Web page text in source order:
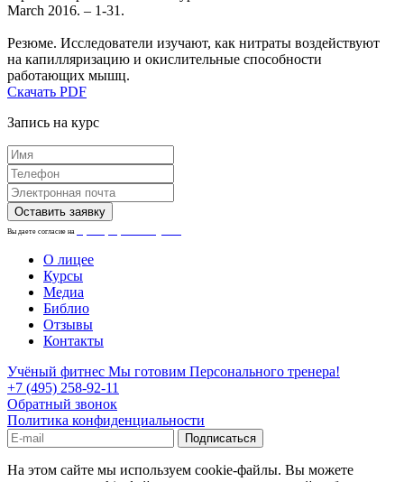
March 2016. – 1-31.
Резюме. Исследователи изучают, как нитраты воздействуют
на капилляризацию и окислительные способности
работающих мышц.
Скачать PDF
Запись на курс
Вы даете согласие на
О лицее
Курсы
Медиа
Библио
Отзывы
Контакты
Учёный фитнес Мы готовим Персонального тренера!
+7 (495) 258-92-11
Обратный звонок
Политика конфиденциальности
На этом сайте мы используем cookie-файлы. Вы можете